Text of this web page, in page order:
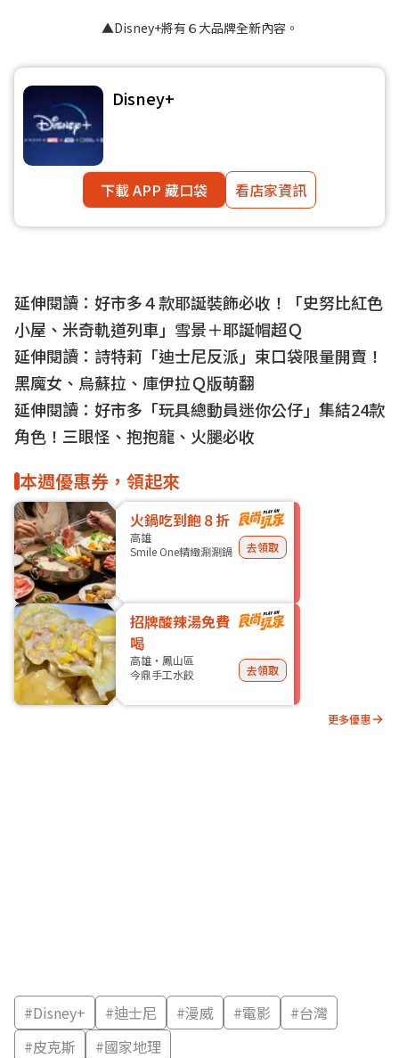
▲Disney+將有６大品牌全新內容。
Disney+
下載 APP 藏口袋 看店家資訊
延伸閱讀： 好市多４款耶誕裝飾必收！「史努比紅色
小屋、米奇軌道列車」雪景＋耶誕帽超Ｑ
延伸閱讀： 詩特莉「迪士尼反派」束口袋限量開賣！
黑魔女、烏蘇拉、庫伊拉Ｑ版萌翻
延伸閱讀： 好市多「玩具總動員迷你公仔」集結24款
角色！三眼怪、抱抱龍、火腿必收
本週優惠券，領起來
火鍋吃到飽８折
高雄
Smile One精緻涮涮鍋
去領取
招牌酸辣湯免費
喝
高雄・鳳山區
今鼎手工水餃
去領取
更多優惠
#Disney+ #迪士尼 #漫威 #電影 #台灣
#皮克斯 #國家地理